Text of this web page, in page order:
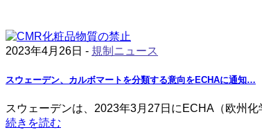
2023年4月26日 - 規制ニュース
スウェーデン、カルボマートを分類する意向をECHAに通知…
スウェーデンは、2023年3月27日にECHA（欧州
続きを読む